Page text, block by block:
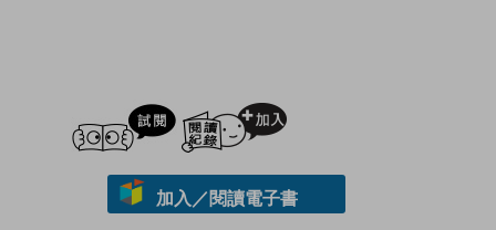
試閲
加入／閱讀電子書